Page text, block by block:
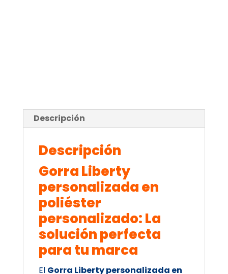
Descripción
Descripción
Gorra Liberty
personalizada en
poliéster
personalizado: La
solución perfecta
para tu marca
El Gorra Liberty personalizada en